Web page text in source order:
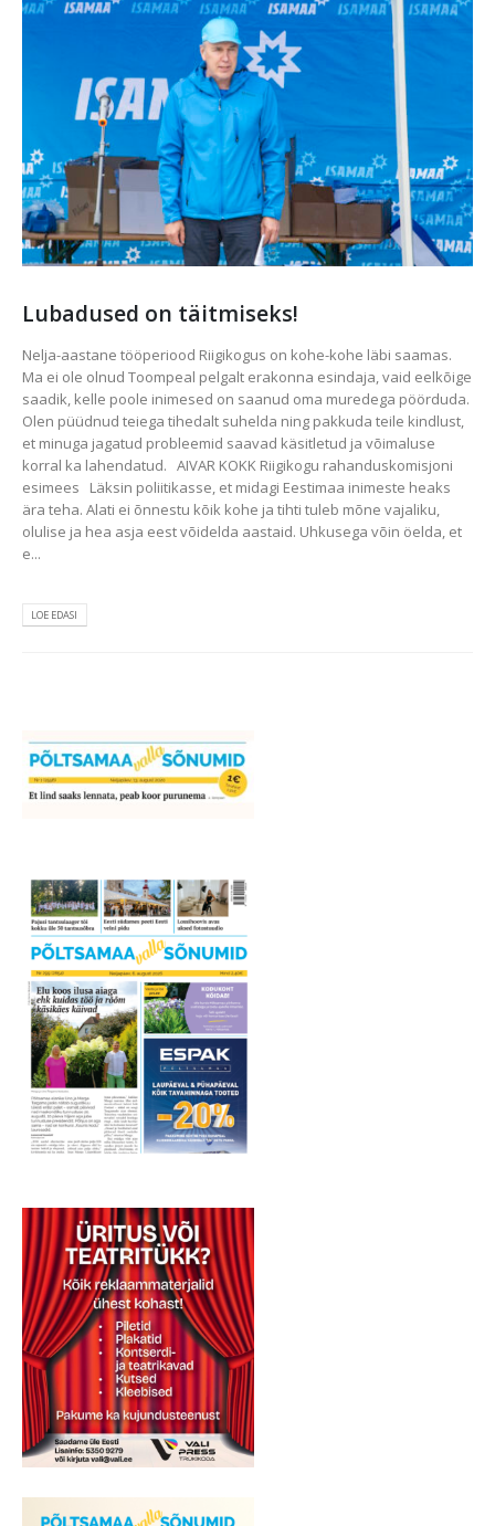
Lubadused on täitmiseks!
Nelja-aastane tööperiood Riigikogus on kohe-kohe läbi saamas.
Ma ei ole olnud Toompeal pelgalt erakonna esindaja, vaid eelkõige
saadik, kelle poole inimesed on saanud oma muredega pöörduda.
Olen püüdnud teiega tihedalt suhelda ning pakkuda teile kindlust,
et minuga jagatud probleemid saavad käsitletud ja võimaluse
korral ka lahendatud. AIVAR KOKK Riigikogu rahanduskomisjoni
esimees Läksin poliitikasse, et midagi Eestimaa inimeste heaks
ära teha. Alati ei õnnestu kõik kohe ja tihti tuleb mõne vajaliku,
olulise ja hea asja eest võidelda aastaid. Uhkusega võin öelda, et
e...
LOE EDASI